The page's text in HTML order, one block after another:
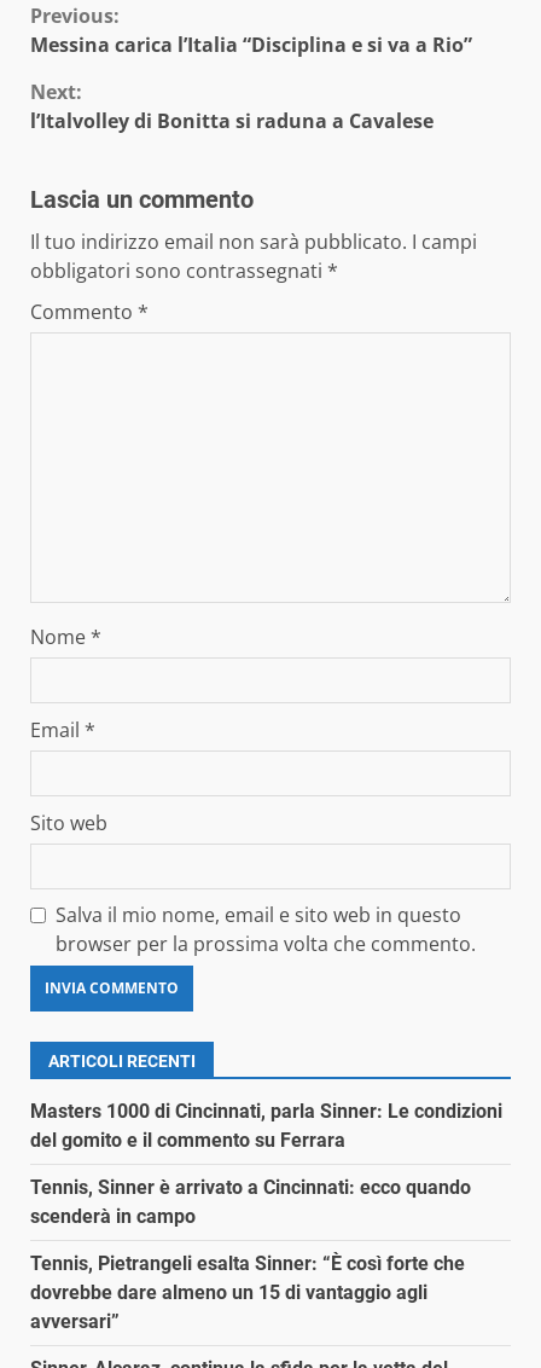
Continue
Previous:
Messina carica l’Italia “Disciplina e si va a Rio”
Next:
l’Italvolley di Bonitta si raduna a Cavalese
Lascia un commento
Il tuo indirizzo email non sarà pubblicato. I campi
obbligatori sono contrassegnati *
Commento *
Nome*
Email *
Sito web
Salva il mio nome, email e sito web in questo
browser per la prossima volta che commento.
ARTICOLI RECENTI
Masters 1000 di Cincinnati, parla Sinner: Le condizioni
del gomito e il commento su Ferrara
Tennis, Sinner è arrivato a Cincinnati: ecco quando
scenderà in campo
Tennis, Pietrangeli esalta Sinner: “È così forte che
dovrebbe dare almeno un 15 di vantaggio agli
avversari”